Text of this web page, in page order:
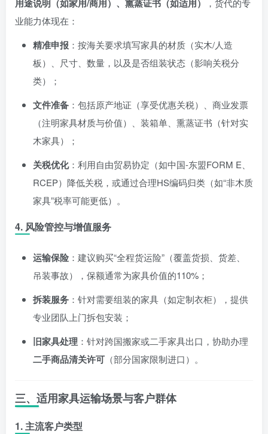
用途说明（如家用/商用）、熏蒸证书（如适用）
，货代的专
业能力体现在：
精准申报 ：按海关要求填写家具的材质（实木/人造
板）、尺寸、数量，以及是否组装状态（影响关税分
类）；
文件准备 ：包括原产地证（享受优惠关税）、商业发票
（注明家具材质与价值）、装箱单、熏蒸证书（针对实
木家具）；
关税优化：利用自由贸易协定（如中国-东盟FORM E、
RCEP）降低关税，或通过合理HS编码归类（如“非木质
家具”税率可能更低）。
4. 风险管控与增值服务
运输保险 ：建议购买“全程货运险”（覆盖货损、货差、
吊装事故），保额通常为家具价值的110%；
拆装服务 ：针对需要组装的家具（如定制衣柜），提供
专业团队上门拆包安装；
旧家具处理 ：针对跨国搬家或二手家具出口，协助办理
二手商品清关许可 （部分国家限制进口）。
三、适用家具运输场景与客户群体
1. 主流客户类型